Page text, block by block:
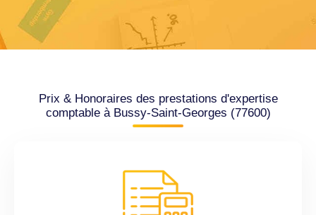
Prix & Honoraires des prestations d'expertise
comptable à Bussy-Saint-Georges (77600)